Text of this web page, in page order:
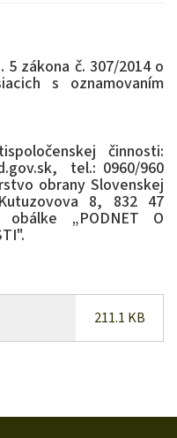
zákona č. 307/2014 o
s oznamovaním
činnosti:
tel.: 0960/960
obrany Slovenskej
8, 832 47
„PODNET O
211.1 KB